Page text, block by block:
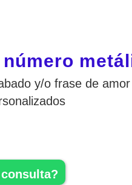
y/o frase de amor